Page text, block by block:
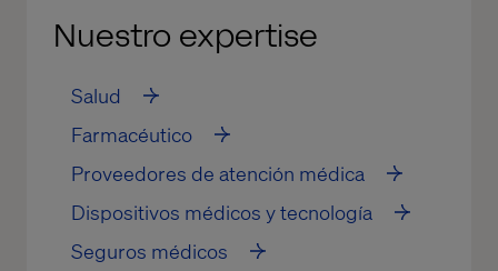
Nuestro expertise
Salud
Farmacéutico
Proveedores de atención médica
Dispositivos médicos y tecnología
Seguros médicos